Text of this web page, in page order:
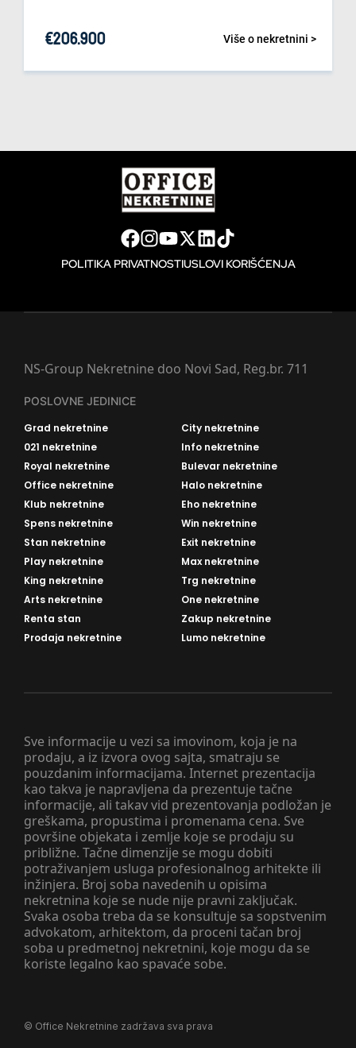
Više o nekretnini >
€206.900
POLITIKA PRIVATNOSTIUSLOVI KORIŠĆENJA
Sve informacije u vezi sa imovinom, koja je na
prodaju, a iz izvora ovog sajta, smatraju se
pouzdanim informacijama. Internet prezentacija
kao takva je napravljena da prezentuje tačne
informacije, ali takav vid prezentovanja podložan je
greškama, propustima i promenama cena. Sve
površine objekata i zemlje koje se prodaju su
približne. Tačne dimenzije se mogu dobiti
potraživanjem usluga profesionalnog arhitekte ili
inžinjera. Broj soba navedenih u opisima
nekretnina koje se nude nije pravni zaključak.
Svaka osoba treba da se konsultuje sa sopstvenim
advokatom, arhitektom, da proceni tačan broj
soba u predmetnoj nekretnini, koje mogu da se
koriste legalno kao spavaće sobe.
NS-Group Nekretnine doo Novi Sad, Reg.br. 711
POSLOVNE JEDINICE
Grad nekretnine
City nekretnine
021 nekretnine
Info nekretnine
Royal nekretnine
Bulevar nekretnine
Office nekretnine
Halo nekretnine
Klub nekretnine
Eho nekretnine
Spens nekretnine
Win nekretnine
Stan nekretnine
Exit nekretnine
Play nekretnine
Max nekretnine
King nekretnine
Trg nekretnine
Arts nekretnine
One nekretnine
Renta stan
Zakup nekretnine
Prodaja nekretnine
Lumo nekretnine
© Office Nekretnine zadržava sva prava